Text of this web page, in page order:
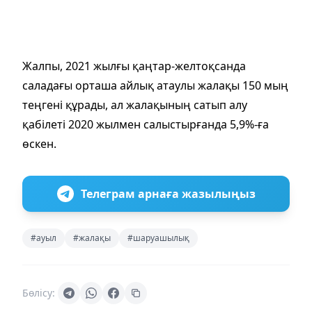
Жалпы, 2021 жылғы қаңтар-желтоқсанда
саладағы орташа айлық атаулы жалақы 150 мың
теңгені құрады, ал жалақының сатып алу
қабілеті 2020 жылмен салыстырғанда 5,9%-ға
өскен.
Телеграм арнаға жазылыңыз
#ауыл #жалақы #шаруашылық
Бөлісу: